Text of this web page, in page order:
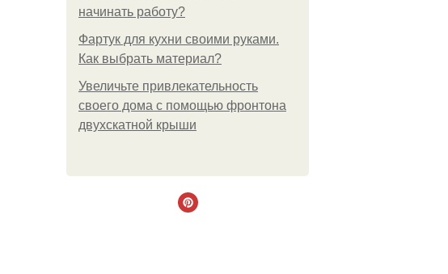
начинать работу?
Фартук для кухни своими руками.
Как выбрать материал?
Увеличьте привлекательность
своего дома с помощью фронтона
двухскатной крыши